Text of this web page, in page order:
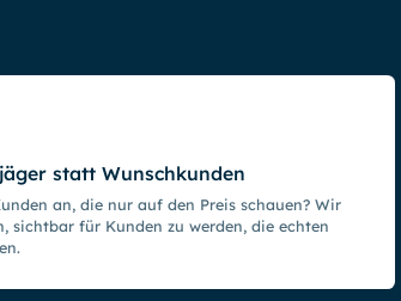
statt Wunschkunden
an, die nur auf den Preis schauen? Wir
sichtbar für Kunden zu werden, die echten